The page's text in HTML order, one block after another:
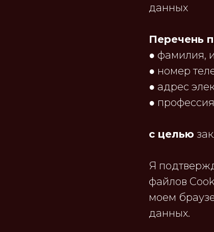
данных
Перечень
● фамилия,
● номер
● адрес
● профессия
с целью
Я
файлов
моем
данных.